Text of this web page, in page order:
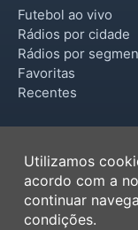
Futebol ao vivo
Rádios por cidade
Rádios por
Favoritas
Recentes
Termos de Uso
Política de
Ferramentas
Utilizamos
acordo com a
continuar
condições.